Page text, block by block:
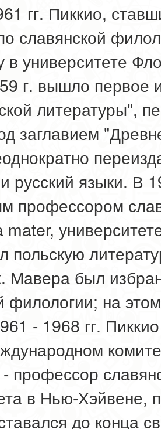
гг. Пиккио,
славянской
в университете
г. вышло первое
литературы",
заглавием
русский языки. В
профессором
mater,
польскую
Мавера был
филологии; на
- 1968 гг.
- профессор
в Нью-Хэйвене,
до конца